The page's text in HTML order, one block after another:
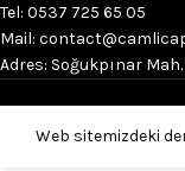
Tel: 0537 725 65 05
Mail:
Adres: Soğukpınar
Web sitemizdeki